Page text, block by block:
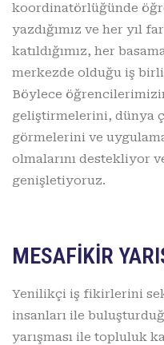
koordinatörlüğünde
yazdığımız ve her yıl
katıldığımız, her
merkezde olduğu iş
Böylece öğrencilerimizin
geliştirmelerini, dünya
görmelerini ve
olmalarını destekliyor
genişletiyoruz.
MESAFİKİR
Yenilikçi iş fikirlerini
insanları ile
yarışması ile topluluk